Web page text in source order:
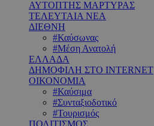
ΑΥΤΟΠΤΗΣ ΜΑΡΤΥΡΑΣ
ΤΕΛΕΥΤΑΙΑ ΝΕΑ
ΔΙΕΘΝΗ
#Καύσωνας
#Μέση Ανατολή
ΕΛΛΑΔΑ
ΔΗΜΟΦΙΛΗ ΣΤΟ INTERNET
ΟΙΚΟΝΟΜΙΑ
#Καύσιμα
#Συνταξιοδοτικό
#Τουρισμός